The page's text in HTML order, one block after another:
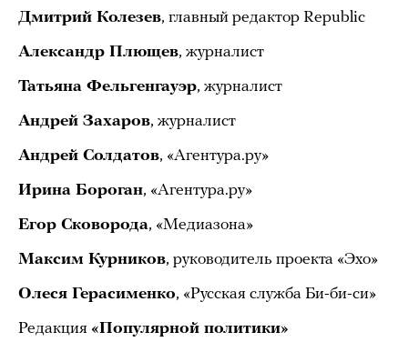
Дмитрий Колезев, главный редактор Republic
Александр Плющев, журналист
Татьяна Фельгенгауэр, журналист
Андрей Захаров, журналист
Андрей Солдатов, «Агентура.ру»
Ирина Бороган, «Агентура.ру»
Егор Сковорода, «Медиазона»
Максим Курников, руководитель проекта «Эхо»
Олеся Герасименко, «Русская служба Би-би-си»
Редакция «Популярной политики»